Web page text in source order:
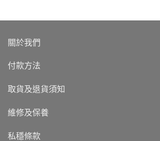
關於我們
付款方法
取貨及退貨須知
維修及保養
私穩條款